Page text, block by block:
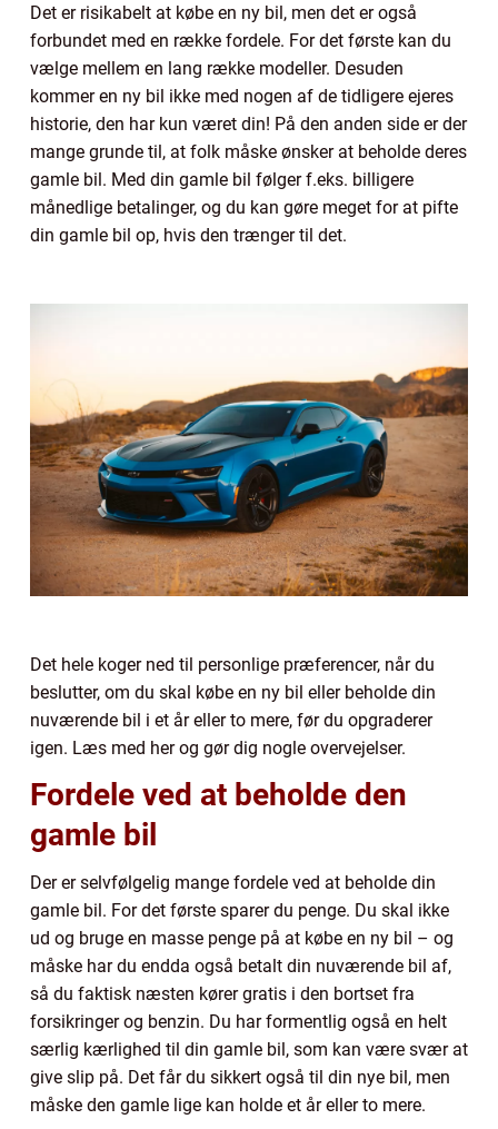
Det er risikabelt at købe en ny bil, men det er også
forbundet med en række fordele. For det første kan du
vælge mellem en lang række modeller. Desuden
kommer en ny bil ikke med nogen af de tidligere ejeres
historie, den har kun været din! På den anden side er der
mange grunde til, at folk måske ønsker at beholde deres
gamle bil. Med din gamle bil følger f.eks. billigere
månedlige betalinger, og du kan gøre meget for at pifte
din gamle bil op, hvis den trænger til det.
Det hele koger ned til personlige præferencer, når du
beslutter, om du skal købe en ny bil eller beholde din
nuværende bil i et år eller to mere, før du opgraderer
igen. Læs med her og gør dig nogle overvejelser.
Fordele ved at beholde den
gamle bil
Der er selvfølgelig mange fordele ved at beholde din
gamle bil. For det første sparer du penge. Du skal ikke
ud og bruge en masse penge på at købe en ny bil – og
måske har du endda også betalt din nuværende bil af,
så du faktisk næsten kører gratis i den bortset fra
forsikringer og benzin. Du har formentlig også en helt
særlig kærlighed til din gamle bil, som kan være svær at
give slip på. Det får du sikkert også til din nye bil, men
måske den gamle lige kan holde et år eller to mere.